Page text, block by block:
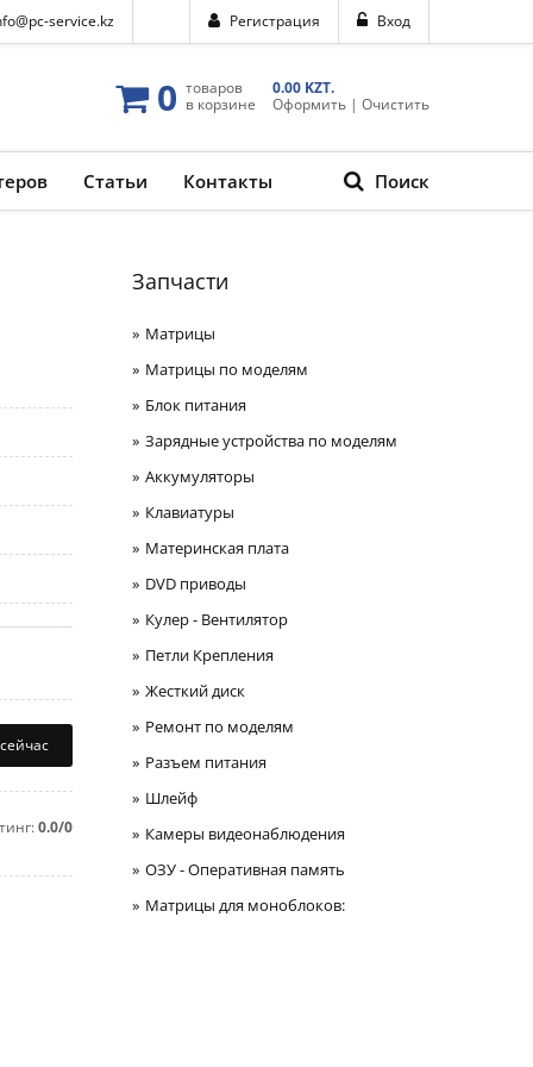
service.kz Вход
Регистрация
0 товаров
в корзине
0.00 KZT.
Оформить | Очистить
Поиск
Статьи Контакты
0.0/0
Запчасти
Матрицы
Матрицы по моделям
Блок питания
Зарядные устройства по моделям
Аккумуляторы
Клавиатуры
Материнская плата
DVD приводы
Кулер - Вентилятор
Петли Крепления
Жесткий диск
Ремонт по моделям
Разъем питания
Шлейф
Камеры видеонаблюдения
ОЗУ - Оперативная память
Матрицы для моноблоков: